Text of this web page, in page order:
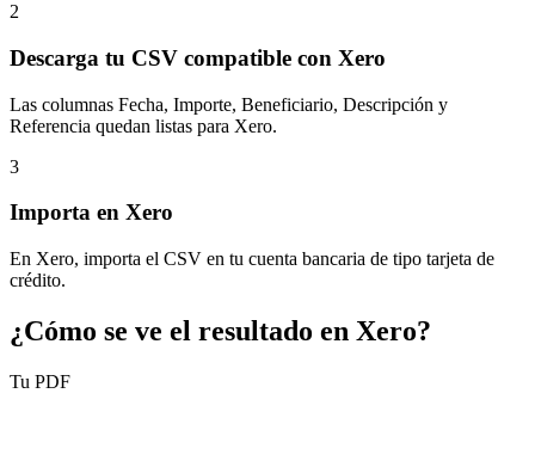
2
Descarga tu CSV compatible con Xero
Las columnas Fecha, Importe, Beneficiario, Descripción y
Referencia quedan listas para Xero.
3
Importa en Xero
En Xero, importa el CSV en tu cuenta bancaria de tipo tarjeta de
crédito.
¿Cómo se ve el resultado en Xero?
Tu PDF